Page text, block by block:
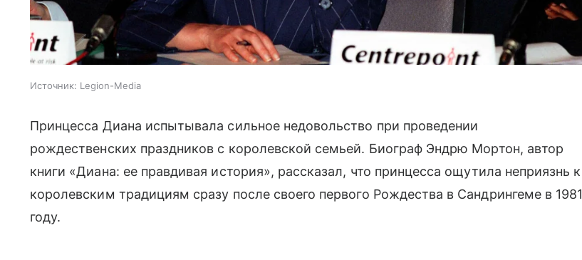
Источник: Legion-Media
Принцесса Диана испытывала сильное недовольство при проведении
рождественских праздников с королевской семьей. Биограф Эндрю Мортон, автор
книги «Диана: ее правдивая история», рассказал, что принцесса ощутила неприязнь к
королевским традициям сразу после своего первого Рождества в Сандрингеме в 1981
году.